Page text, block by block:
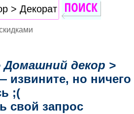
декор >
извините, но ничего
;(
свой запрос